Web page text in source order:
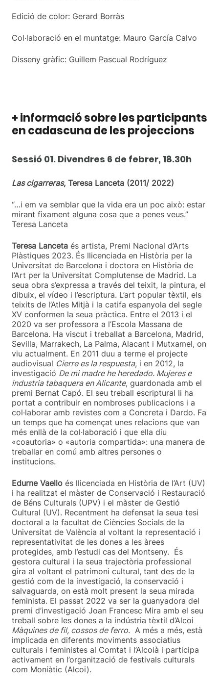
Edició de color: Gerard Borràs
Col·laboració en el muntatge: Mauro García Calvo
Disseny gràfic: Guillem Pascual Rodríguez
+ informació sobre les participants
en cadascuna de les projeccions
Sessió 01. Divendres 6 de febrer, 18.30h
Las cigarreras, Teresa Lanceta (2011/ 2022)
“…i em va semblar que la vida era un poc això: estar
mirant fixament alguna cosa que a penes veus.”
Teresa Lanceta
Teresa Lanceta és artista, Premi Nacional d’Arts
Plàstiques 2023. És llicenciada en Història per la
Universitat de Barcelona i doctora en Història de
l’Art per la Universitat Complutense de Madrid. La
seua obra s’expressa a través del teixit, la pintura, el
dibuix, el vídeo i l’escriptura. L’art popular tèxtil, els
teixits de l’Atles Mitjà i la catifa espanyola del segle
XV conformen la seua pràctica. Entre el 2013 i el
2020 va ser professora a l’Escola Massana de
Barcelona. Ha viscut i treballat a Barcelona, Madrid,
Sevilla, Marrakech, La Palma, Alacant i Mutxamel, on
viu actualment. En 2011 duu a terme el projecte
audiovisual Cierre es la respuesta, i en 2012, la
investigació De mi madre he heredado. Mujeres e
industria tabaquera en Alicante, guardonada amb el
premi Bernat Capó. El seu treball escriptural li ha
portat a contribuir en nombroses publicacions i a
col·laborar amb revistes com a Concreta i Dardo. Fa
un temps que ha començat unes relacions que van
més enllà de la col·laboració i que ella diu
«coautoria» o «autoria compartida»: una manera de
treballar en comú amb altres persones o
institucions.
Edurne Vaello és llicenciada en Història de l’Art (UV)
i ha realitzat el màster de Conservació i Restauració
de Béns Culturals (UPV) i el màster de Gestió
Cultural (UV). Recentment ha defensat la seua tesi
doctoral a la facultat de Ciències Socials de la
Universitat de València al voltant la representació i
representativitat de les dones a les àrees
protegides, amb l’estudi cas del Montseny. És
gestora cultural i la seua trajectòria professional
gira al voltant el patrimoni cultural, tant des de la
gestió com de la investigació, la conservació i
salvaguarda, on està molt present la seua mirada
feminista. El passat 2022 va ser la guanyadora del
premi d’investigació Joan Francesc Mira amb el seu
treball sobre les dones a la indústria tèxtil d’Alcoi
Màquines de fil, cossos de ferro. A més a més, està
implicada en diferents moviments associatius
culturals i feministes al Comtat i l’Alcoià i participa
activament en l’organització de festivals culturals
com Moniàtic (Alcoi).